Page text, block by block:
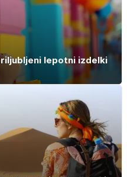
lepotni izdelki